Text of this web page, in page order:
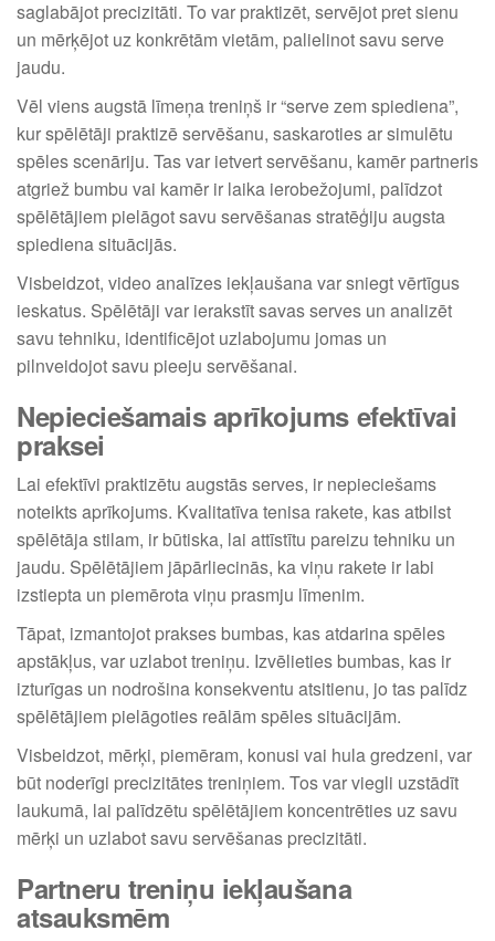
saglabājot precizitāti. To var praktizēt, servējot pret sienu
un mērķējot uz konkrētām vietām, palielinot savu serve
jaudu.
Vēl viens augstā līmeņa treniņš ir “serve zem spiediena”,
kur spēlētāji praktizē servēšanu, saskaroties ar simulētu
spēles scenāriju. Tas var ietvert servēšanu, kamēr partneris
atgriež bumbu vai kamēr ir laika ierobežojumi, palīdzot
spēlētājiem pielāgot savu servēšanas stratēģiju augsta
spiediena situācijās.
Visbeidzot, video analīzes iekļaušana var sniegt vērtīgus
ieskatus. Spēlētāji var ierakstīt savas serves un analizēt
savu tehniku, identificējot uzlabojumu jomas un
pilnveidojot savu pieeju servēšanai.
Nepieciešamais aprīkojums efektīvai
praksei
Lai efektīvi praktizētu augstās serves, ir nepieciešams
noteikts aprīkojums. Kvalitatīva tenisa rakete, kas atbilst
spēlētāja stilam, ir būtiska, lai attīstītu pareizu tehniku un
jaudu. Spēlētājiem jāpārliecinās, ka viņu rakete ir labi
izstiepta un piemērota viņu prasmju līmenim.
Tāpat, izmantojot prakses bumbas, kas atdarina spēles
apstākļus, var uzlabot treniņu. Izvēlieties bumbas, kas ir
izturīgas un nodrošina konsekventu atsitienu, jo tas palīdz
spēlētājiem pielāgoties reālām spēles situācijām.
Visbeidzot, mērķi, piemēram, konusi vai hula gredzeni, var
būt noderīgi precizitātes treniņiem. Tos var viegli uzstādīt
laukumā, lai palīdzētu spēlētājiem koncentrēties uz savu
mērķi un uzlabot savu servēšanas precizitāti.
Partneru treniņu iekļaušana
atsauksmēm